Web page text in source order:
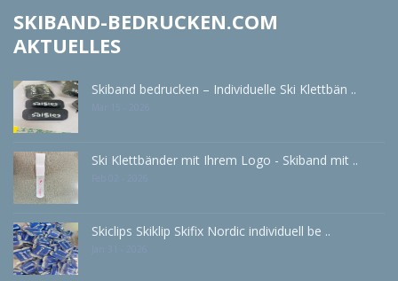
SKIBAND-BEDRUCKEN.COM
AKTUELLES
Skiband bedrucken – Individuelle Ski Klettbän ..
Ski Klettbänder mit Ihrem Logo - Skiband mit ..
Skiclips Skiklip Skifix Nordic individuell be ..